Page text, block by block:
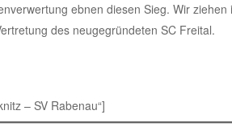
ebnen diesen Sieg. Wir
des neugegründeten SC Freital.
– SV Rabenau“]